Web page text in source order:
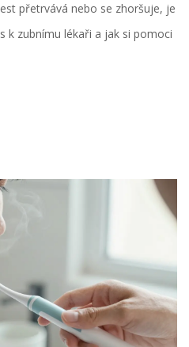
přetrvává nebo se zhoršuje, je
k zubnímu lékaři a jak si pomoci